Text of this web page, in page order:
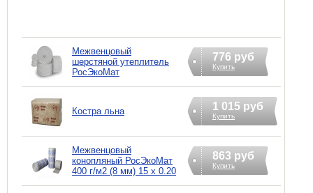
Межвенцовый
шерстяной утеплитель
РосЭкоМат
776 руб
Купить
Костра льна 1 015 руб
Купить
Межвенцовый
конопляный РосЭкоМат
400 г/м2 (8 мм) 15 х 0.20
863 руб
Купить